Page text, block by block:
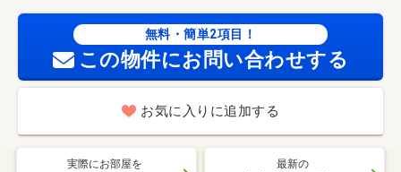
無料・簡単2項目！
この物件にお問い合わせする
お気に入りに追加する
実際にお部屋を 最新の